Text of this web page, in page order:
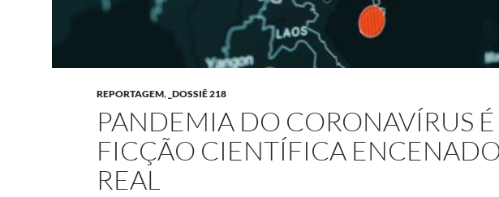
REPORTAGEM, _DOSSIÊ 218
PANDEMIA DO CORONAVÍRUS
FICÇÃO CIENTÍFICA
REAL